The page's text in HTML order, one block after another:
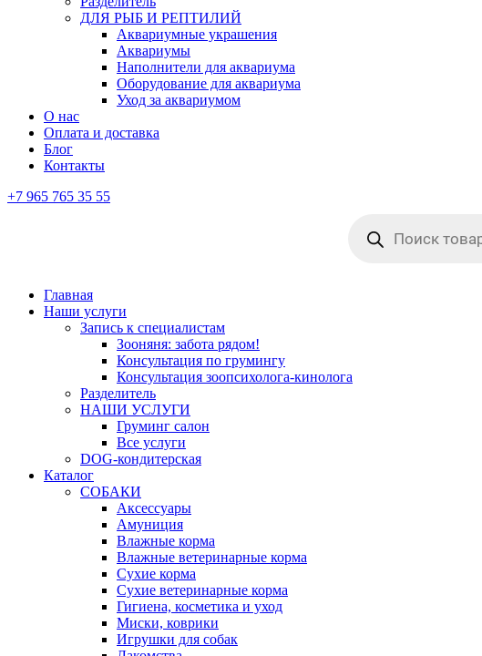
ДЛЯ РЫБ И РЕПТИЛИЙ
Аквариумные украшения
Аквариумы
Наполнители для аквариума
Оборудование для аквариума
Уход за аквариумом
О нас
Оплата и доставка
Блог
Контакты
+7 965 765 35 55
товаров
Главная
Наши услуги
Запись к специалистам
Зооняня: забота рядом!
Консультация по грумингу
Консультация зоопсихолога-кинолога
Pазделитель
НАШИ УСЛУГИ
Груминг салон
Все услуги
DOG-кондитерская
Каталог
СОБАКИ
Аксессуары
Амуниция
Влажные корма
Влажные ветеринарные корма
Сухие корма
Сухие ветеринарные корма
Гигиена, косметика и уход
Миски, коврики
Игрушки для собак